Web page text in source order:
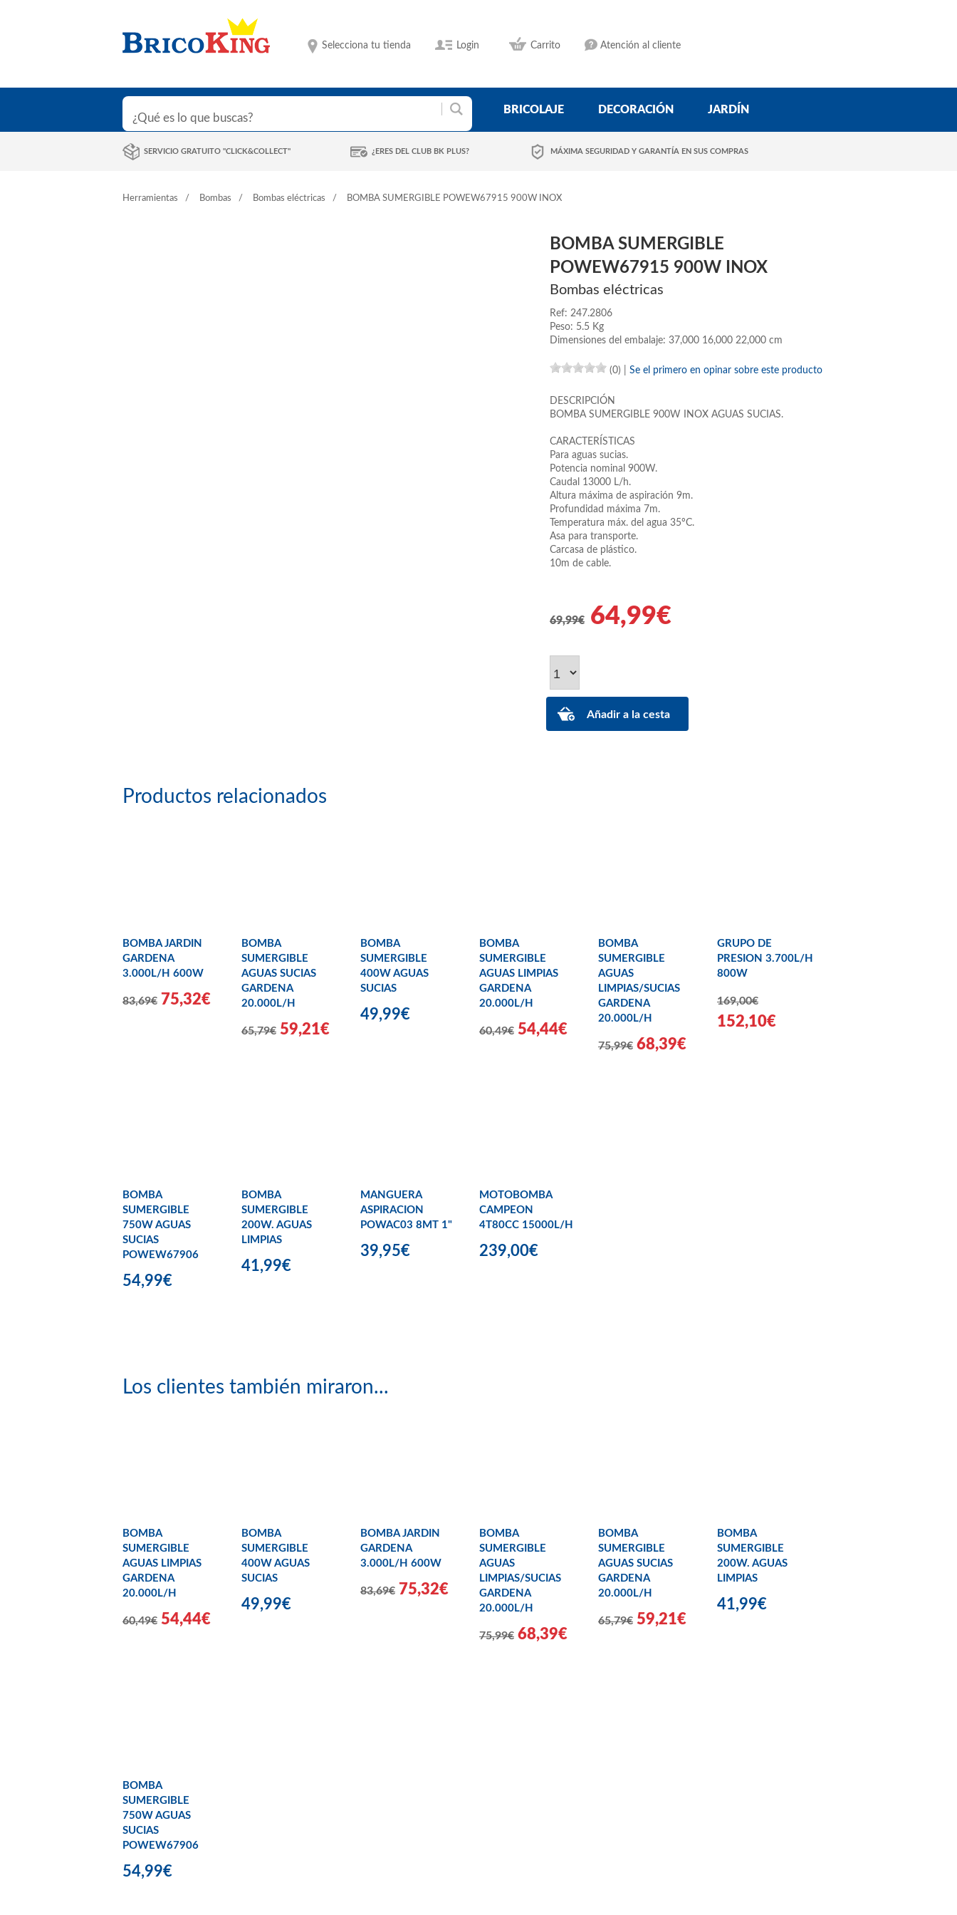
Selecciona tu tienda Login Carrito Atención al cliente
BRICOLAJE DECORACIÓN JARDÍN
SERVICIO GRATUITO "CLICK&COLLECT" ¿ERES DEL CLUB BK PLUS? MÁXIMA SEGURIDAD Y GARANTÍA EN SUS COMPRAS
Herramientas Bombas Bombas eléctricas BOMBA SUMERGIBLE POWEW67915 900W INOX
BOMBA SUMERGIBLE
POWEW67915 900W INOX
Bombas eléctricas
Ref: 247.2806
Peso: 5.5 Kg
Dimensiones del embalaje: 37,000 16,000 22,000 cm
(0) Se el primero en opinar sobre este producto
DESCRIPCIÓN
BOMBA SUMERGIBLE 900W INOX AGUAS SUCIAS.
CARACTERÍSTICAS
Para aguas sucias.
Potencia nominal 900W.
Caudal 13000 L/h.
Altura máxima de aspiración 9m.
Profundidad máxima 7m.
Temperatura máx. del agua 35ºC.
Asa para transporte.
Carcasa de plástico.
10m de cable.
69,99€ 64,99€
Productos relacionados
BOMBA JARDIN
GARDENA
3.000L/H 600W
83,69€ 75,32€
BOMBA
SUMERGIBLE
AGUAS SUCIAS
GARDENA
20.000L/H
65,79€ 59,21€
BOMBA
SUMERGIBLE
400W AGUAS
SUCIAS
49,99€
BOMBA
SUMERGIBLE
AGUAS LIMPIAS
GARDENA
20.000L/H
60,49€ 54,44€
BOMBA
SUMERGIBLE
AGUAS
LIMPIAS/SUCIAS
GARDENA
20.000L/H
75,99€ 68,39€
GRUPO DE
PRESION 3.700L/H
800W
169,00€
152,10€
BOMBA
SUMERGIBLE
750W AGUAS
SUCIAS
POWEW67906
54,99€
BOMBA
SUMERGIBLE
200W. AGUAS
LIMPIAS
41,99€
MANGUERA
ASPIRACION
POWAC03 8MT 1"
39,95€
MOTOBOMBA
CAMPEON
4T80CC 15000L/H
239,00€
Los clientes también miraron...
BOMBA
SUMERGIBLE
AGUAS LIMPIAS
GARDENA
20.000L/H
60,49€ 54,44€
BOMBA
SUMERGIBLE
400W AGUAS
SUCIAS
49,99€
BOMBA JARDIN
GARDENA
3.000L/H 600W
83,69€ 75,32€
BOMBA
SUMERGIBLE
AGUAS
LIMPIAS/SUCIAS
GARDENA
20.000L/H
75,99€ 68,39€
BOMBA
SUMERGIBLE
AGUAS SUCIAS
GARDENA
20.000L/H
65,79€ 59,21€
BOMBA
SUMERGIBLE
200W. AGUAS
LIMPIAS
41,99€
BOMBA
SUMERGIBLE
750W AGUAS
SUCIAS
POWEW67906
54,99€